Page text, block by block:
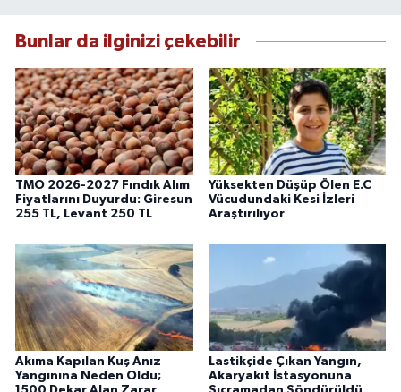
Bunlar da ilginizi çekebilir
TMO 2026-2027 Fındık Alım
Fiyatlarını Duyurdu: Giresun
255 TL, Levant 250 TL
Yüksekten Düşüp Ölen E.C
Vücudundaki Kesi İzleri
Araştırılıyor
Akıma Kapılan Kuş Anız
Yangınına Neden Oldu;
Lastikçide Çıkan Yangın,
Akaryakıt İstasyonuna